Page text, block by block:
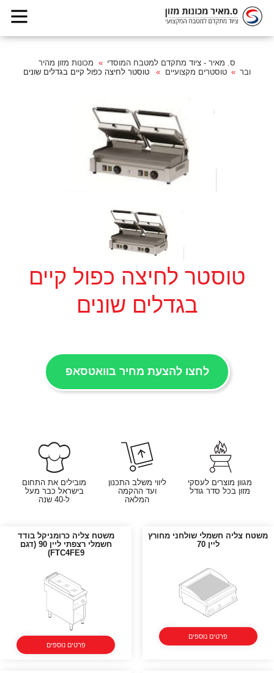
ס. מאיר - ציוד מתקדם למטבח המוסדי
מכונות מזון מהיר
ובר
טוסטרים מקצועיים טוסטר לחיצה כפול קיים בגדלים שונים
טוסטר לחיצה כפול קיים
בגדלים שונים
לחצו להצעת מחיר בוואטסאפ
מגוון מוצרים לעסקי
מזון בכל סדר גודל
ליווי משלב התכנון
ועד ההקמה
המלאה
מובילים את התחום
בישראל כבר מעל
ל-40 שנה
משטח צליה חשמלי שולחני מחורץ
ליין 70
פרטים נוספים
משטח צליה כרומניקל בודד
חשמלי רצפתי ליין 90 (דגם
FTC4FE9)
פרטים נוספים